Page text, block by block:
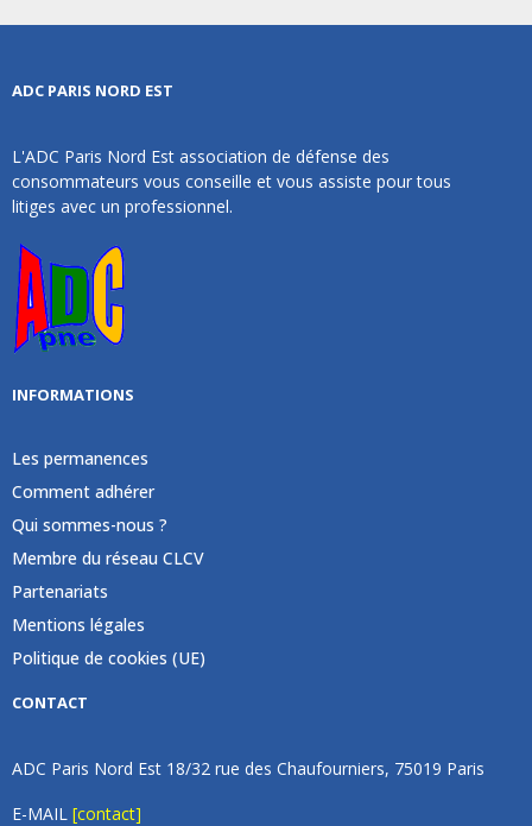
ADC PARIS NORD EST
L'ADC Paris Nord Est association de défense des
consommateurs vous conseille et vous assiste pour tous
litiges avec un professionnel.
INFORMATIONS
Les permanences
Comment adhérer
Qui sommes-nous ?
Membre du réseau CLCV
Partenariats
Mentions légales
Politique de cookies (UE)
CONTACT
ADC Paris Nord Est 18/32 rue des Chaufourniers, 75019 Paris
E-MAIL [contact]